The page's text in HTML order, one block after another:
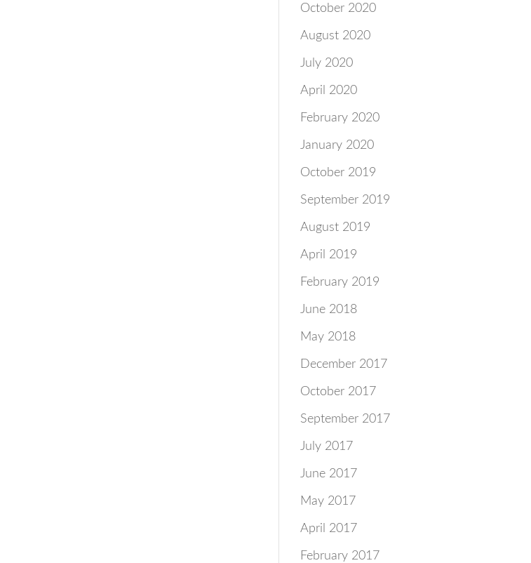
October 2020
August 2020
July 2020
April 2020
February 2020
January 2020
October 2019
September 2019
August 2019
April 2019
February 2019
June 2018
May 2018
December 2017
October 2017
September 2017
July 2017
June 2017
May 2017
April 2017
February 2017